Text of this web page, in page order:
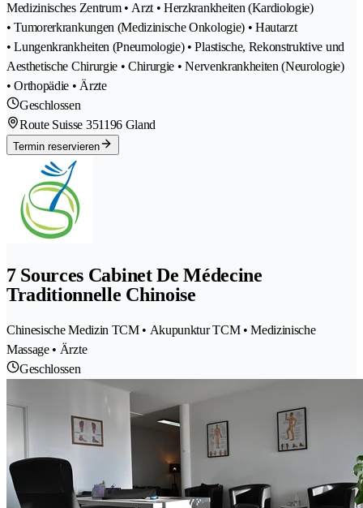
Medizinisches Zentrum • Arzt • Herzkrankheiten (Kardiologie)
• Tumorerkrankungen (Medizinische Onkologie) • Hautarzt
• Lungenkrankheiten (Pneumologie) • Plastische, Rekonstruktive und
Aesthetische Chirurgie • Chirurgie • Nervenkrankheiten (Neurologie)
• Orthopädie • Ärzte
Geschlossen
Route Suisse 351196 Gland
Termin reservieren
7 Sources Cabinet De Médecine
Traditionnelle Chinoise
Chinesische Medizin TCM • Akupunktur TCM • Medizinische
Massage • Ärzte
Geschlossen